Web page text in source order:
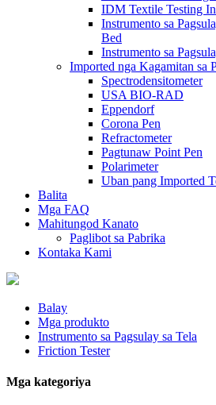
IDM Textile Testing
Instrumento sa
Bed
Instrumento sa
Imported nga Kagamitan sa
Spectrodensitometer
USA BIO-RAD
Eppendorf
Corona Pen
Refractometer
Pagtunaw Point Pen
Polarimeter
Uban pang Imported
Balita
Mga FAQ
Mahitungod Kanato
Paglibot sa Pabrika
Kontaka Kami
Balay
Mga produkto
Instrumento sa Pagsulay sa Tela
Friction Tester
Mga kategoriya